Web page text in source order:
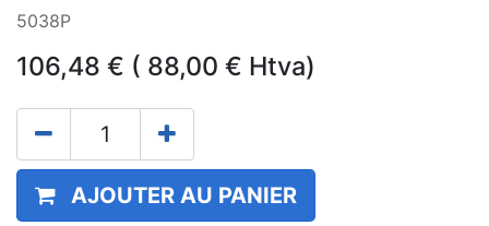
5038P
106,48 € ( 88,00 € Htva)
AJOUTER AU PANIER